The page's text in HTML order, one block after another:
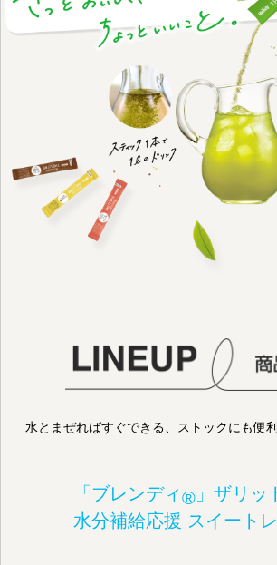
水とまぜればすぐできる、 ストックにも便
「ブレンディ® 」ザリッ
水分補給応援 スイート